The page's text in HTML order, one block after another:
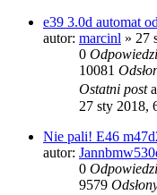
e39 3.0d automat
autor: marcinl » 27
0 Odpowiedzi
10081
Ostatni post
27 sty 2018,
Nie pali! E46
autor:
0 Odpowiedzi
9579